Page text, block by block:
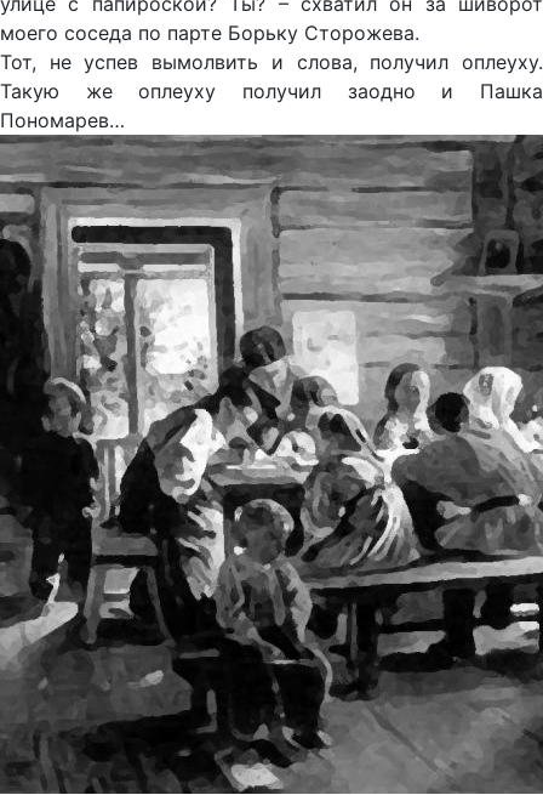
моего соседа по парте Борьку Сторожева.
Тот, не успев вымолвить и слова, получил оплеуху.
Такую же оплеуху получил заодно и Пашка
Пономарев…